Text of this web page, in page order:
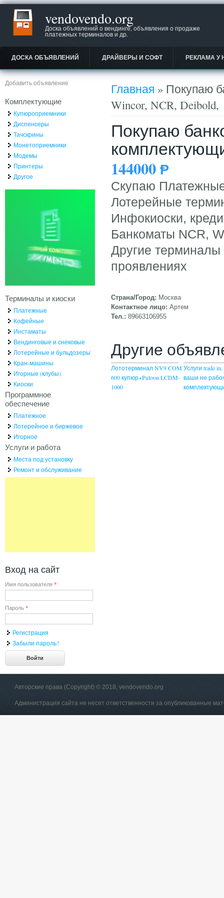
vendovendo.org
Доска объявлений о вендинге, объявления о продаже
платежных терминалов и др.
ДОСКА ОБЪЯВЛЕНИЙ ДРАЙВЕРЫ И СОФТ РЕКЛАМА У
Вы здесь
Главная » Покупаю
Wincor, NCR, Deibold,
Покупаю
144000 Ᵽ
Скупаю
Лотерейные
Инфокиоски,
Банкоматы NCR,
Другие
проявлениях
Страна/Город: Москва
Контактное лицо: Артем
Тел.: 89663106955
Другие
Лототерминал NV9 COM
600 купюр+Puloon LCDM-
1000
Услуги trade
ваши не
Добавить объявление
Комплектующие
Купюроприемники
Диспенсеры
Тачскрины
Монетоприемники
Модемы
Принтеры
Другое
Терминалы и киоски
Платежные
Кофейные
Инстаматы
Вендинговые и снековые
Лотерейные и бульдозеры
Кран-машины
Игорные (клубы)
Киоски
Программное
обеспечение
Платежное
Лотерейное и биржевое
Игорное
Услуги и работа
Места под установку
Ремонт и обслуживание
Вход на сайт
Имя пользователя *
Пароль *
Регистрация
Забыли пароль?
Авторские права (Copyright) © 2018, vendovendo.org
Администрация сайта не несет ответственности за опубликованные